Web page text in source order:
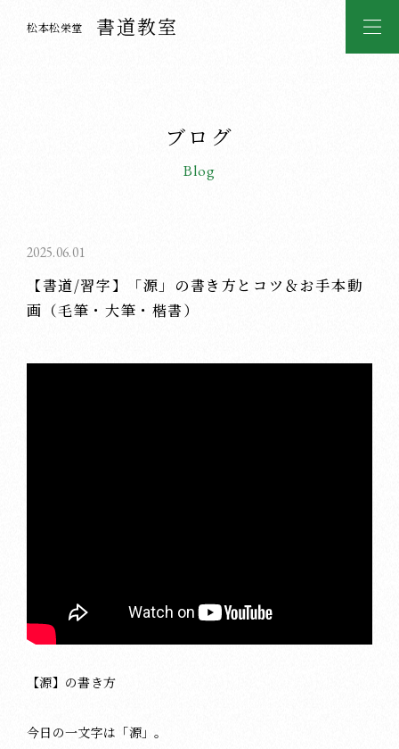
松本松栄堂 書道教室
ブログ
Blog
2025.06.01
【書道/習字】「源」の書き方とコツ＆お手本動
画（毛筆・大筆・楷書）
【源】の書き方
今日の一文字は「源」。